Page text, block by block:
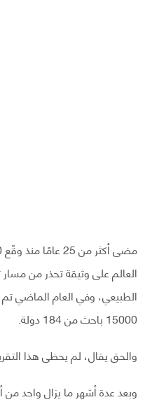
العالم على وثيقة تحذر من مسار
الطبيعي، وفي العام الماضي
15000 باحث من 184 دولة.
والحق يقال، لم يحظى هذا
وبعد عدة أشهر ما يزال واحد من